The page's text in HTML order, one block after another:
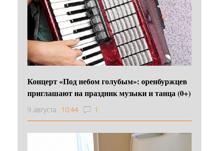
Концерт «Под небом голубым»: оренбуржцев
приглашают на праздник музыки и танца (0+)
9 августа 10:44 1